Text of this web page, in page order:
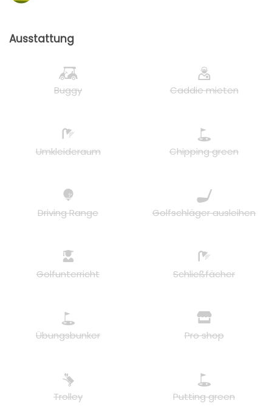
Ausstattung
Buggy Caddie mieten
Umkleideraum Chipping green
Driving Range Golfschläger ausleihen
Golfunterricht Schließfächer
Übungsbunker Pro shop
Trolley Putting green